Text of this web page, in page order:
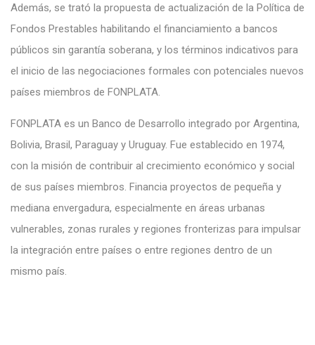
Además, se trató la propuesta de actualización de la Política de
Fondos Prestables habilitando el financiamiento a bancos
públicos sin garantía soberana, y los términos indicativos para
el inicio de las negociaciones formales con potenciales nuevos
países miembros de FONPLATA.
FONPLATA es un Banco de Desarrollo integrado por Argentina,
Bolivia, Brasil, Paraguay y Uruguay. Fue establecido en 1974,
con la misión de contribuir al crecimiento económico y social
de sus países miembros. Financia proyectos de pequeña y
mediana envergadura, especialmente en áreas urbanas
vulnerables, zonas rurales y regiones fronterizas para impulsar
la integración entre países o entre regiones dentro de un
mismo país.